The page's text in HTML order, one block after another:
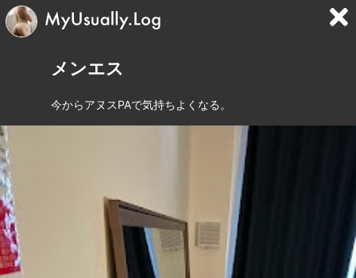
メンエス
今からアヌスPAで気持ちよくなる。